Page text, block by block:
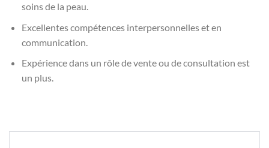
soins de la peau.
Excellentes compétences interpersonnelles et en
communication.
Expérience dans un rôle de vente ou de consultation est
un plus.